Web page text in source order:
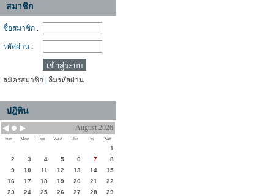
สมาชิก
ชื่อสมาชิก :
รหัสผ่าน :
สมัครสมาชิก ลืมรหัสผ่าน
ปฎิทิน
August 2026
Sun Mon Tue Wed Thu Fri Sat
1
2
3 4 5 6 7
8
9
10 11 12 13 14
15
16
17 18 19 20 21
22
23
24 25 26 27 28
29